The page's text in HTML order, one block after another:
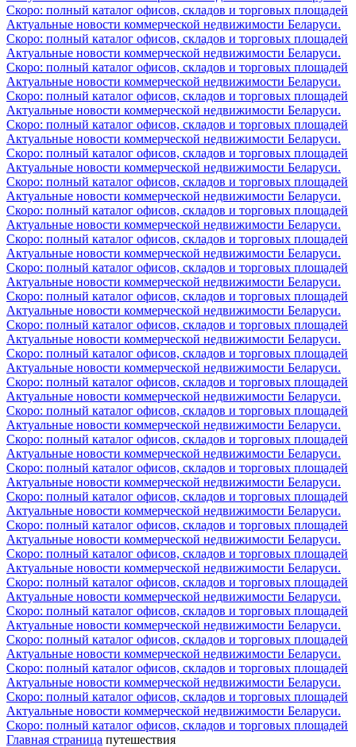
Скоро: полный каталог офисов, складов и торговых площадей
Актуальные новости коммерческой недвижимости Беларуси.
Скоро: полный каталог офисов, складов и торговых площадей
Актуальные новости коммерческой недвижимости Беларуси.
Скоро: полный каталог офисов, складов и торговых площадей
Актуальные новости коммерческой недвижимости Беларуси.
Скоро: полный каталог офисов, складов и торговых площадей
Актуальные новости коммерческой недвижимости Беларуси.
Скоро: полный каталог офисов, складов и торговых площадей
Актуальные новости коммерческой недвижимости Беларуси.
Скоро: полный каталог офисов, складов и торговых площадей
Актуальные новости коммерческой недвижимости Беларуси.
Скоро: полный каталог офисов, складов и торговых площадей
Актуальные новости коммерческой недвижимости Беларуси.
Скоро: полный каталог офисов, складов и торговых площадей
Актуальные новости коммерческой недвижимости Беларуси.
Скоро: полный каталог офисов, складов и торговых площадей
Актуальные новости коммерческой недвижимости Беларуси.
Скоро: полный каталог офисов, складов и торговых площадей
Актуальные новости коммерческой недвижимости Беларуси.
Скоро: полный каталог офисов, складов и торговых площадей
Актуальные новости коммерческой недвижимости Беларуси.
Скоро: полный каталог офисов, складов и торговых площадей
Актуальные новости коммерческой недвижимости Беларуси.
Скоро: полный каталог офисов, складов и торговых площадей
Актуальные новости коммерческой недвижимости Беларуси.
Скоро: полный каталог офисов, складов и торговых площадей
Актуальные новости коммерческой недвижимости Беларуси.
Скоро: полный каталог офисов, складов и торговых площадей
Актуальные новости коммерческой недвижимости Беларуси.
Скоро: полный каталог офисов, складов и торговых площадей
Актуальные новости коммерческой недвижимости Беларуси.
Скоро: полный каталог офисов, складов и торговых площадей
Актуальные новости коммерческой недвижимости Беларуси.
Скоро: полный каталог офисов, складов и торговых площадей
Актуальные новости коммерческой недвижимости Беларуси.
Скоро: полный каталог офисов, складов и торговых площадей
Актуальные новости коммерческой недвижимости Беларуси.
Скоро: полный каталог офисов, складов и торговых площадей
Актуальные новости коммерческой недвижимости Беларуси.
Скоро: полный каталог офисов, складов и торговых площадей
Актуальные новости коммерческой недвижимости Беларуси.
Скоро: полный каталог офисов, складов и торговых площадей
Актуальные новости коммерческой недвижимости Беларуси.
Скоро: полный каталог офисов, складов и торговых площадей
Актуальные новости коммерческой недвижимости Беларуси.
Скоро: полный каталог офисов, складов и торговых площадей
Актуальные новости коммерческой недвижимости Беларуси.
Скоро: полный каталог офисов, складов и торговых площадей
Актуальные новости коммерческой недвижимости Беларуси.
Скоро: полный каталог офисов, складов и торговых площадей
Главная страница путешествия